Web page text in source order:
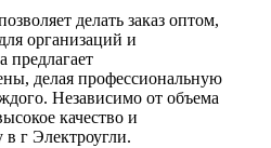
делать заказ оптом,
организаций и
предлагает
делая профессиональную
Независимо от объема
качество и
г Электроугли.